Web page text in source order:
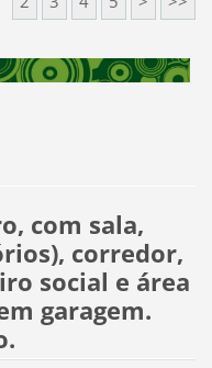
com sala,
corredor,
social e área
garagem.